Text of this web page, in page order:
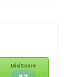
MixiScore